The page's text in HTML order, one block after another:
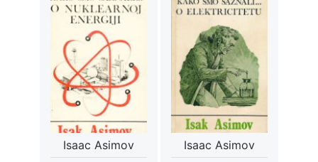
Isaac Asimov
Isaac Asimov